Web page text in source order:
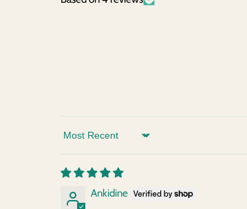
Sort by
Ankidine